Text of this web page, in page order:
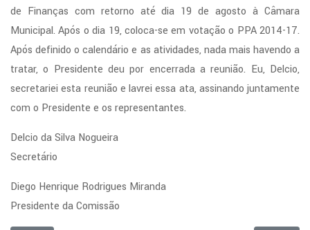
de Finanças com retorno até dia 19 de agosto à Câmara
Municipal. Após o dia 19, coloca-se em votação o PPA 2014-17.
Após definido o calendário e as atividades, nada mais havendo a
tratar, o Presidente deu por encerrada a reunião. Eu, Delcio,
secretariei esta reunião e lavrei essa ata, assinando juntamente
com o Presidente e os representantes.
Delcio da Silva Nogueira
Secretário
Diego Henrique Rodrigues Miranda
Presidente da Comissão